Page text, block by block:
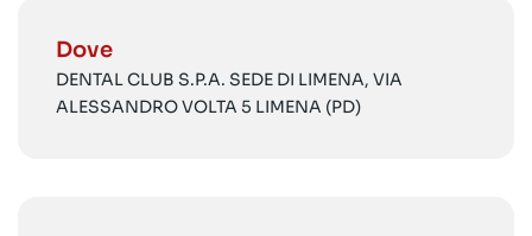
Dove
DENTAL CLUB S.P.A. SEDE DI LIMENA, VIA
ALESSANDRO VOLTA 5 LIMENA (PD)